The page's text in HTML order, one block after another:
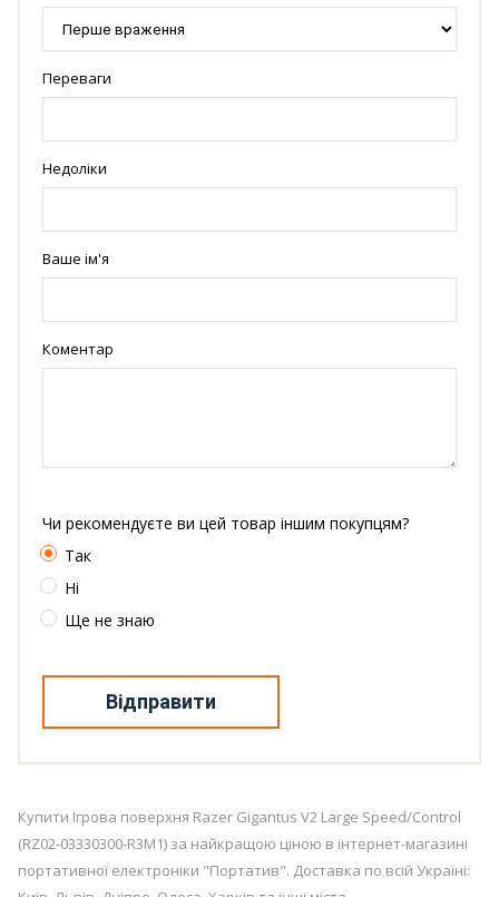
Переваги
Недоліки
Ваше ім'я
Коментар
Чи рекомендуєте ви цей товар іншим покупцям?
Так
Ні
Ще не знаю
Відправити
Купити Ігрова поверхня Razer Gigantus V2 Large Speed/Control
(RZ02-03330300-R3M1) за найкращою ціною в інтернет-магазині
портативної електроніки "Портатив". Доставка по всій Україні: